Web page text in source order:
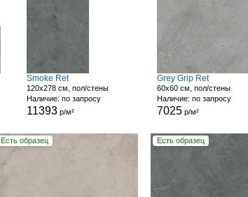
Smoke Ret
120x278 см, пол/стены
Наличие: по запросу
11393р/м²
Grey Grip Ret
60x60 см, пол/стены
Наличие: по запросу
7025 р/м²
Есть образец Есть образец